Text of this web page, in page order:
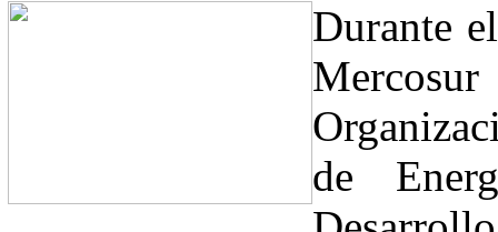
Durante
de